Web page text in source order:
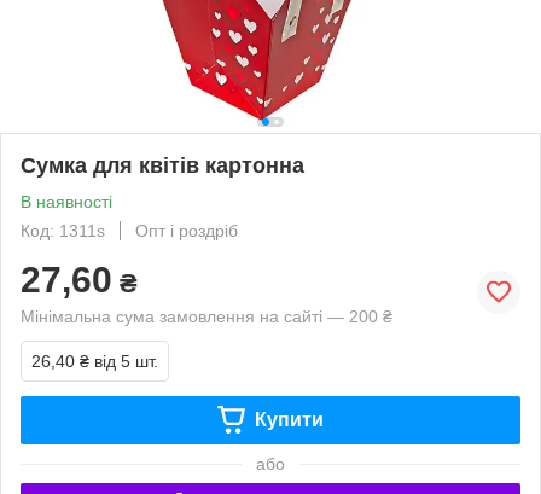
Сумка для квітів картонна
В наявності
Код: 1311s
Опт і роздріб
27,60 ₴
Мінімальна сума замовлення на сайті — 200 ₴
26,40 ₴ від 5 шт.
Купити
або